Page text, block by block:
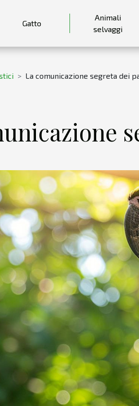
Gatto
Animali
selvaggi
La comunicazione segreta dei